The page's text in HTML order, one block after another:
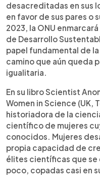
desacreditadas en sus
en favor de sus pares o
2023, la ONU
de Desarrollo
papel fundamental de
camino que aún queda
igualitaria.
En su libro Scientist
Women in Science (UK,
historiadora de la
científico de mujeres
conocidos. Mujeres
propia capacidad de
élites científicas que se
poco, copadas casi en